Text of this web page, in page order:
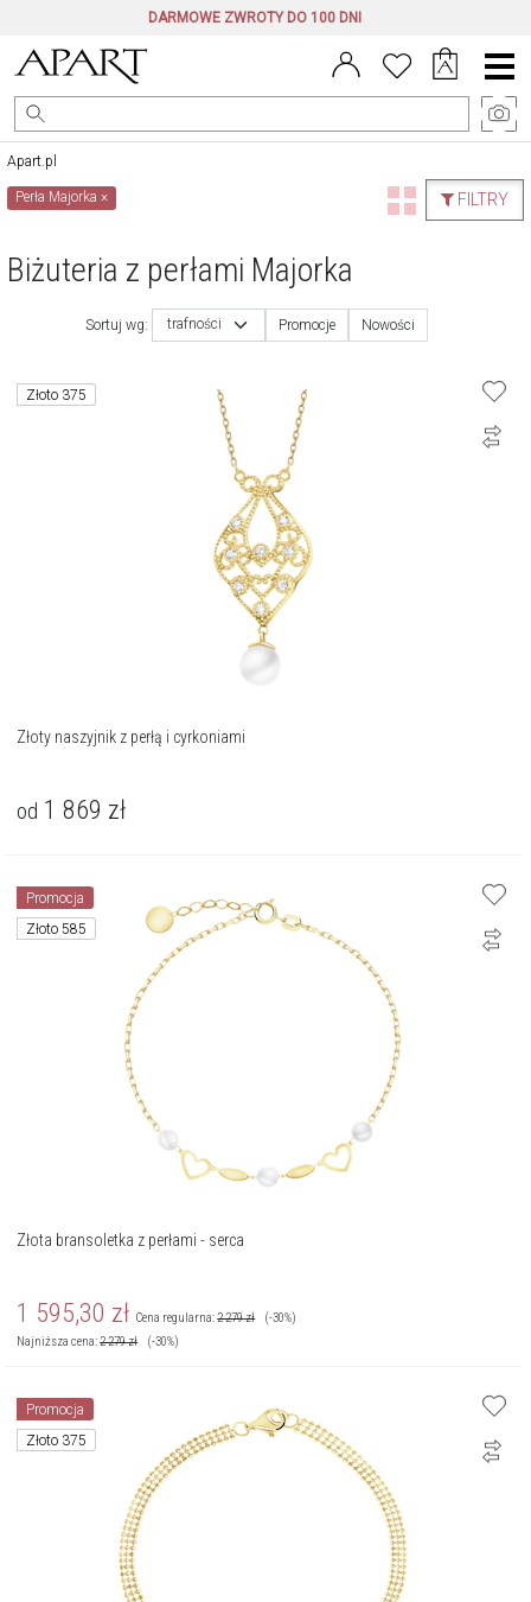
DARMOWE ZWROTY DO 100 DNI
Menu
główne
Apart.pl
FILTRY
Perła Majorka×
Biżuteria z perłami Majorka
Sortuj wg: trafności Promocje Nowości
Złoto 375
Złoty naszyjnik z perłą i cyrkoniami
od 1 869 zł
Promocja
Złoto 585
Złota bransoletka z perłami - serca
1 595,30 zł Cena regularna:2 279zł
(-30%)
Najniższa cena:2 279zł (-30%)
Promocja
Złoto 375